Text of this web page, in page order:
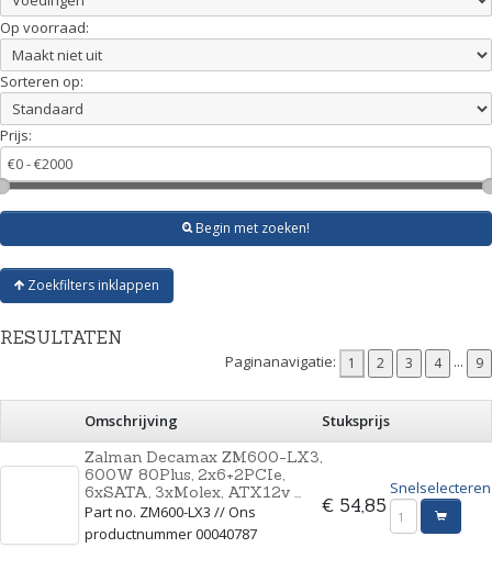
Op voorraad:
Sorteren op:
Prijs:
Begin met zoeken!
Zoekfilters inklappen
RESULTATEN
Paginanavigatie: ...
Omschrijving
Stuksprijs
Zalman Decamax ZM600-LX3,
600W 80Plus, 2x6+2PCIe,
6xSATA, 3xMolex, ATX12v ...
Part no. ZM600-LX3 // Ons
productnummer 00040787
€ 54,85
Snelselecteren